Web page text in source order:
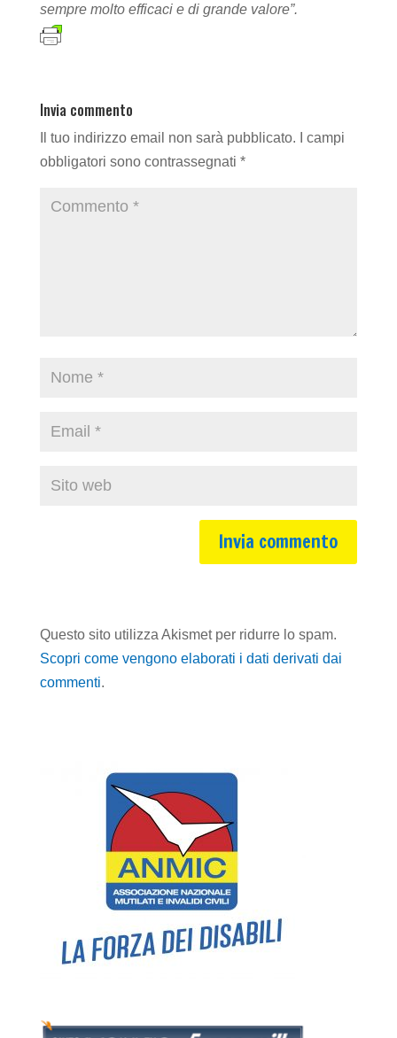
sempre molto efficaci e di grande valore”.
Invia commento
Il tuo indirizzo email non sarà pubblicato.
I campi
obbligatori sono contrassegnati *
Questo sito utilizza Akismet per ridurre lo spam.
Scopri come vengono elaborati i dati derivati dai
commenti.